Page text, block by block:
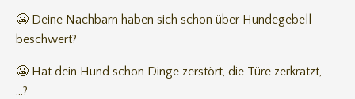
😬 Deine Nachbarn haben sich schon über Hundegebell
beschwert?
😬 Hat dein Hund schon Dinge zerstört, die Türe zerkratzt,
...?